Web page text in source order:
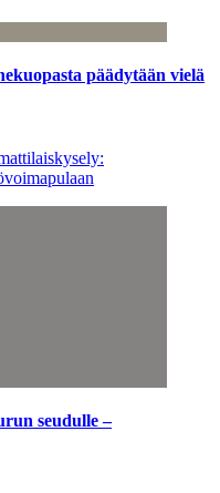
päädytään vielä
seudulle –